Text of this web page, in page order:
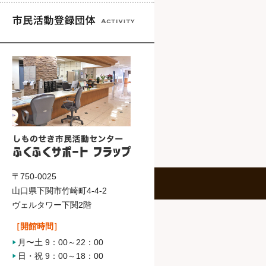
〒750-0025
山口県下関市竹崎町4-4-2
ヴェルタワー下関2階
［開館時間］
月〜土 9：00～22：00
日・祝 9：00～18：00